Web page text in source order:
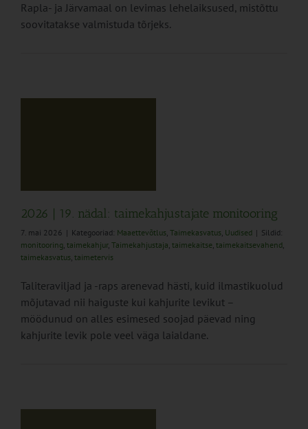
Rapla- ja Järvamaal on levimas lehelaiksused, mistõttu
soovitatakse valmistuda tõrjeks.
2026 | 19. nädal: taimekahjustajate monitooring
7. mai 2026 | Kategooriad: Maaettevõtlus, Taimekasvatus, Uudised | Sildid:
monitooring, taimekahjur, Taimekahjustaja, taimekaitse, taimekaitsevahend,
taimekasvatus, taimetervis
Taliteraviljad ja -raps arenevad hästi, kuid ilmastikuolud
mõjutavad nii haiguste kui kahjurite levikut –
möödunud on alles esimesed soojad päevad ning
kahjurite levik pole veel väga laialdane.